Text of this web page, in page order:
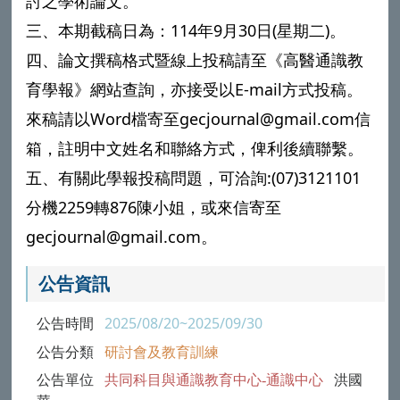
三、本期截稿日為：114年9月30日(星期二)。
四、論文撰稿格式暨線上投稿請至《高醫通識教
育學報》網站查詢，亦接受以E-mail方式投稿。
來稿請以Word檔寄至gecjournal@gmail.com信
箱，註明中文姓名和聯絡方式，俾利後續聯繫。
五、有關此學報投稿問題，可洽詢:(07)3121101
分機2259轉876陳小姐，或來信寄至
gecjournal@gmail.com。
公告資訊
公告時間 2025/08/20~2025/09/30
公告分類 研討會及教育訓練
公告單位 共同科目與通識教育中心-通識中心
洪國